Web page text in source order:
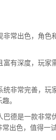
常出色，角色
有深度，玩家
非常完善，玩
。
德是一款非常
出色，值得一试